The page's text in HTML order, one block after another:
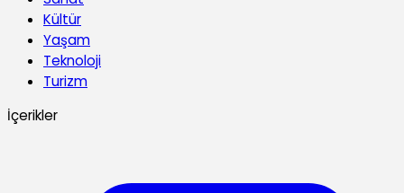
Kültür
Yaşam
Teknoloji
Turizm
İçerikler